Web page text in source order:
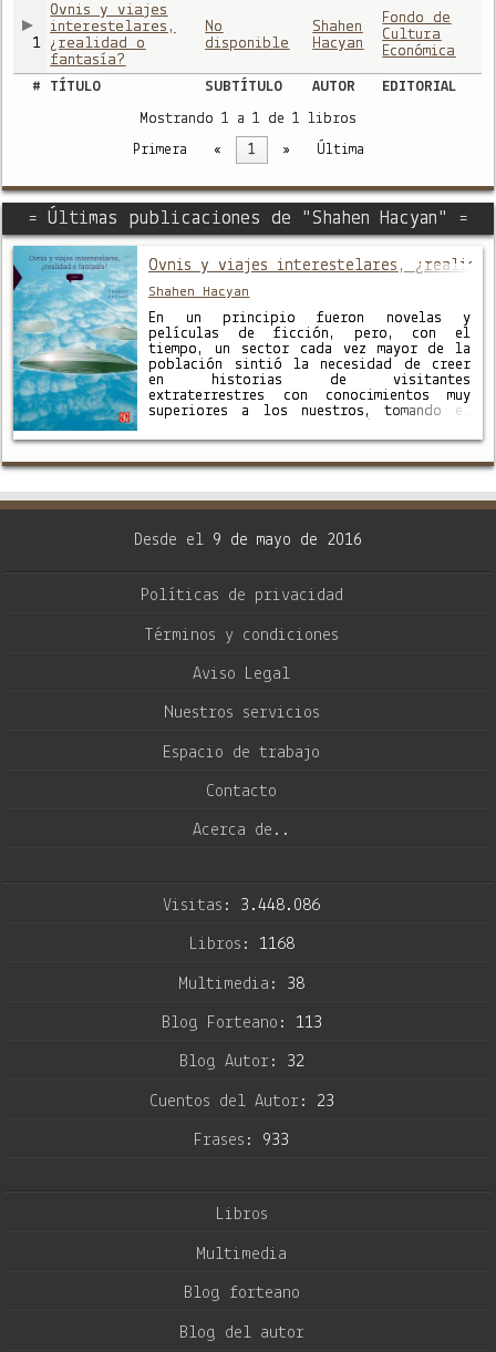
1
Ovnis y viajes
interestelares,
¿realidad o
fantasía?
No
disponible
Shahen
Hacyan
Fondo de
Cultura
Económica
# TÍTULO SUBTÍTULO AUTOR
EDITORIAL
Mostrando 1 a 1 de 1 libros
Primera « 1 » Última
= Últimas publicaciones de "Shahen Hacyan" =
Ovnis y viajes interestelares,
Shahen Hacyan
En un principio fueron novelas y
películas de ficción, pero, con el
tiempo, un sector cada vez mayor de la
población sintió la necesidad de creer
en historias de visitantes
extraterrestres con conocimientos muy
superiores a los nuestros, tomando el
las alturas y poseedores, si no de
poderes mágicos, …
Desde el 9 de mayo de 2016
Políticas de privacidad
Términos y condiciones
Aviso Legal
Nuestros servicios
Espacio de trabajo
Contacto
Acerca de..
Visitas: 3.448.086
Libros: 1168
Multimedia: 38
Blog Forteano: 113
Blog Autor: 32
Cuentos del Autor: 23
Frases: 933
Libros
Multimedia
Blog forteano
Blog del autor